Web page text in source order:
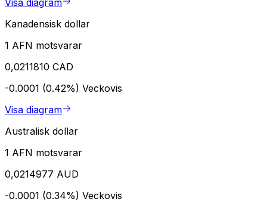
Kanadensisk dollar
1 AFN motsvarar
0,0211810 CAD
-0.0001 (0.42%) Veckovis
Visa diagram
Australisk dollar
1 AFN motsvarar
0,0214977 AUD
-0.0001 (0.34%) Veckovis